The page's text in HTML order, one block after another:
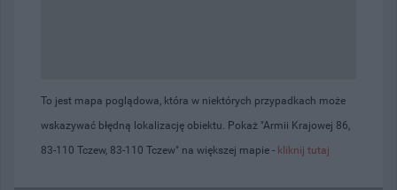
To jest mapa poglądowa, która w niektórych przypadkach może
wskazywać błędną lokalizację obiektu. Pokaż "Armii Krajowej 86,
83-110 Tczew, 83-110 Tczew" na większej mapie - kliknij tutaj